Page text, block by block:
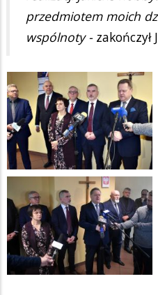
przedmiotem moich
wspólnoty - zakończył